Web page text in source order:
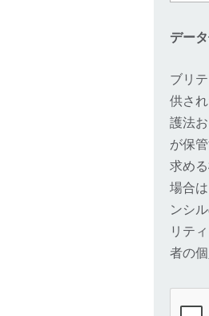
デー
ブリ
供さ
護法
が保
求め
場合
ンシ
リテ
者の